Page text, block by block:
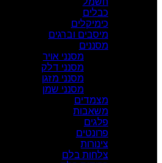
כבלים
כימיקלים
מיסבים וברגים
מסננים
מסנני אויר
מסנני דלק
מסנני מזגן
מסנני שמן
מצמדים
משאבות
פלגים
פרונטים
צינורות
צלחות בלם